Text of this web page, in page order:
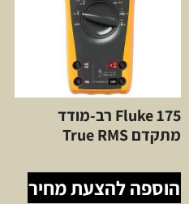
Fluke 175 רב-מודד
מתקדם True RMS
הוספה להצעת מחיר